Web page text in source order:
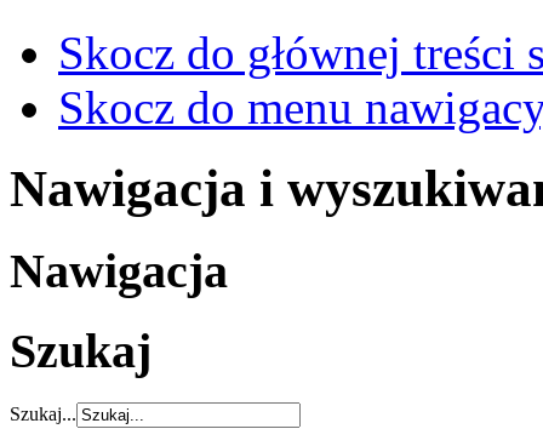
Skocz do głównej treści
Skocz do menu
Nawigacja i
Nawigacja
Szukaj
Szukaj...